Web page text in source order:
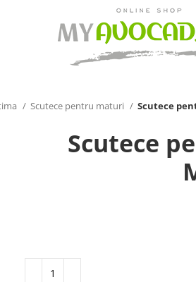
Scutece pentru maturi Scutece
Scutece